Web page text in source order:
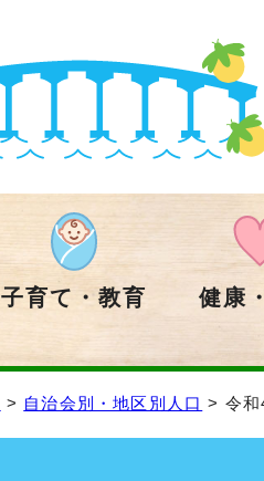
子育て・教育 健康
> 自治会別・地区別人口 > 令和